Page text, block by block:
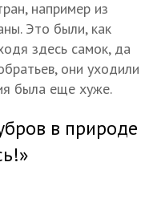
например из
Это были, как
здесь самок, да
они уходили
была еще хуже.
в природе